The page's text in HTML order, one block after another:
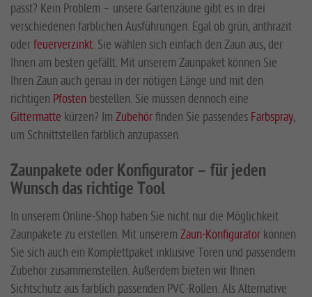
passt? Kein Problem – unsere Gartenzäune gibt es in drei
verschiedenen farblichen Ausführungen. Egal ob grün, anthrazit
oderfeuerverzinkt. Sie wählen sich einfach den Zaun aus, der
Ihnen am besten gefällt. Mit unserem Zaunpaket können Sie
Ihren Zaun auch genau in der nötigen Länge und mit den
richtigen Pfosten bestellen. Sie müssen dennoch eine
Gittermatte kürzen? Im Zubehörfinden Sie passendes Farbspray,
um Schnittstellen farblich anzupassen.
Zaunpakete oder Konfigurator – für jeden
Wunsch das richtige Tool
In unserem Online-Shop haben Sie nicht nur die Möglichkeit
Zaunpakete zu erstellen. Mit unserem Zaun-Konfigurator können
Sie sich auch ein Komplettpaket inklusive Toren und passendem
Zubehör zusammenstellen. Außerdem bieten wir Ihnen
Sichtschutz aus farblich passenden PVC-Rollen. Als Alternative